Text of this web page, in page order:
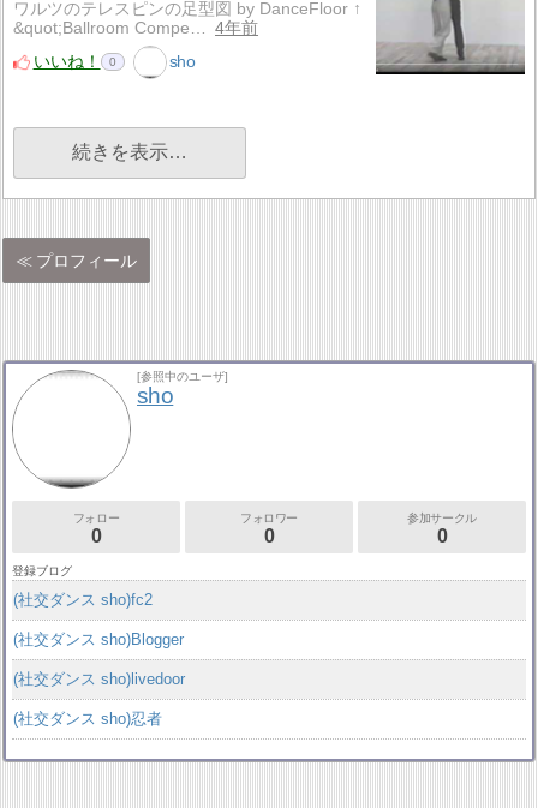
ワルツのテレスピンの足型図 by DanceFloor ↑
&quot;Ballroom Compe…
4年前
いいね！
0 sho
続きを表示…
プロフィール
[参照中のユーザ]
sho
フォロー
0
フォロワー
0
参加サークル
0
登録ブログ
(社交ダンス sho)fc2
(社交ダンス sho)Blogger
(社交ダンス sho)livedoor
(社交ダンス sho)忍者